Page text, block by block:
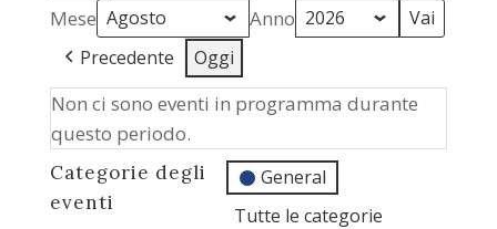
Mese Anno
Precedente Oggi
Non ci sono eventi in programma durante
questo periodo.
Categorie degli
eventi
General
Tutte le categorie